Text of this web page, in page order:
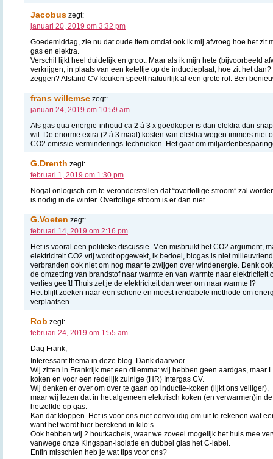
Jacobus zegt:
januari 20, 2019 om 3:32 pm
Goedemiddag, zie nu dat oude item omdat ook ik mij afvroeg hoe het zit
gas en elektra.
Verschil lijkt heel duidelijk en groot. Maar als ik mijn hete (bijvoorbeeld
verkrijgen, in plaats van een keteltje op de inductieplaat, hoe zit het
zeggen? Afstand CV-keuken speelt natuurlijk al een grote rol. Ben
frans willemse zegt:
januari 24, 2019 om 10:59 am
Als gas qua energie-inhoud ca 2 á 3 x goedkoper is dan elektra dan
wil. De enorme extra (2 á 3 maal) kosten van elektra wegen immers niet
CO2 emissie-verminderings-technieken. Het gaat om
G.Drenth zegt:
februari 1, 2019 om 1:30 pm
Nogal onlogisch om te veronderstellen dat “overtollige stroom” zal
is nodig in de winter. Overtollige stroom is er dan niet.
G.Voeten zegt:
februari 14, 2019 om 2:16 pm
Het is vooral een politieke discussie. Men misbruikt het CO2 argument,
elektriciteit CO2 vrij wordt opgewekt, ik bedoel, biogas is niet
verbranden ook niet om nog maar te zwijgen over windenergie. Denk
de omzetting van brandstof naar warmte en van warmte naar
verlies geeft! Thuis zet je de elektriciteit dan weer om naar warmte !?
Het blijft zoeken naar een schone en meest rendabele methode om
verplaatsen.
Rob zegt:
februari 24, 2019 om 1:55 am
Dag Frank,
Interessant thema in deze blog. Dank daarvoor.
Wij zitten in Frankrijk met een dilemma: wij hebben geen aardgas, maar
koken en voor een redelijk zuinige (HR) Intergas CV.
Wij denken er over om over te gaan op inductie-koken (lijkt ons veiliger),
maar wij lezen dat in het algemeen elektrisch koken (en verwarmen)in
hetzelfde op gas.
Kan dat kloppen. Het is voor ons niet eenvoudig om uit te rekenen wat
want het wordt hier berekend in kilo’s.
Ook hebben wij 2 houtkachels, waar we zoveel mogelijk het huis mee
vanwege onze Kingspan-isolatie en dubbel glas het C-label.
Enfin misschien heb je wat tips voor ons?